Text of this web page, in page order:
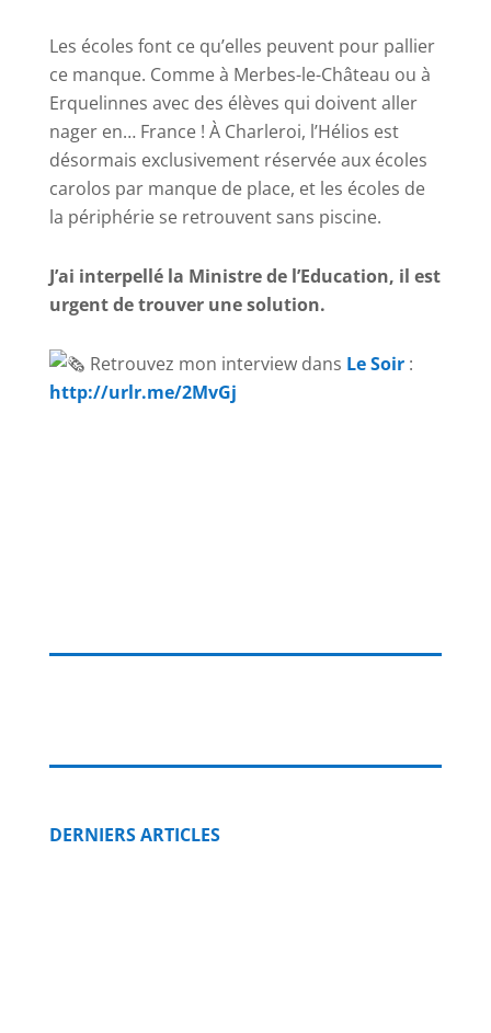
Les écoles font ce qu’elles peuvent pour pallier
ce manque. Comme à Merbes-le-Château ou à
Erquelinnes avec des élèves qui doivent aller
nager en… France ! À Charleroi, l’Hélios est
désormais exclusivement réservée aux écoles
carolos par manque de place, et les écoles de
la périphérie se retrouvent sans piscine.
J’ai interpellé la Ministre de l’Education, il est
urgent de trouver une solution.
Retrouvez mon interview dans Le Soir:
http://urlr.me/2MvGj
DERNIERS ARTICLES